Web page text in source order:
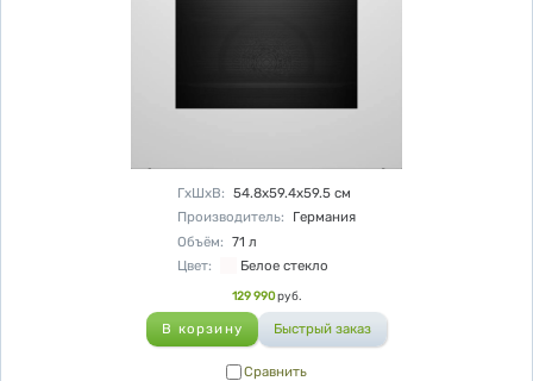
Характеристики
ГхШхВ: 54.8х59.4х59.5 см
Производитель:
Германия
Объём: 71 л
Цвет: Белое стекло
129 990 руб.
Сравнить